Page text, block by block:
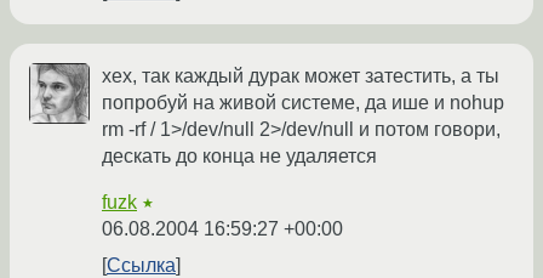
хех, так каждый дурак может затестить, а ты
попробуй на живой системе, да ише и nohup
rm -rf / 1>/dev/null 2>/dev/null и потом говори,
дескать до конца не удаляется
fuzk ★
06.08.2004 16:59:27 +00:00
Ссылка